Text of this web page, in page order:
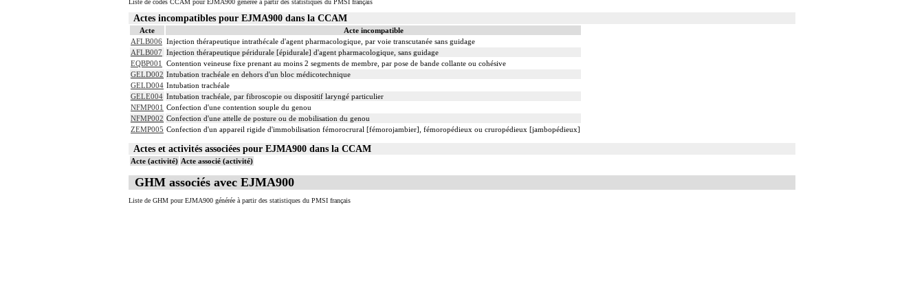
4
Les actes sur le thorax, par thoracotomie incluent l'évacuation de collection intrathoracique associée, la pose de drain pleural et/ou péricardique.
4
Les actes avec dérivation vasculaire [shunt] incluent la pose d'une dérivation inerte ou pulsée, et son ablation.
4
Facturation : les suppléments de numérisation ou la radioscopie de longue durée sous ampli de brillance (chapitre 19) ne peuvent pas être facturés avec les actes diagnostiques ou thérapeutiques
de radiologie vasculaire
Liste de codes CCAM pour EJMA900 générée à partir des statistiques du PMSI français
Actes incompatibles pour EJMA900 dans la CCAM
Acte
Acte incompatible
AFLB006 Injection thérapeutique intrathécale d'agent pharmacologique, par voie transcutanée sans guidage
AFLB007 Injection thérapeutique péridurale [épidurale] d'agent pharmacologique, sans guidage
EQBP001 Contention veineuse fixe prenant au moins 2 segments de membre, par pose de bande collante ou cohésive
GELD002 Intubation trachéale en dehors d'un bloc médicotechnique
GELD004 Intubation trachéale
GELE004 Intubation trachéale, par fibroscopie ou dispositif laryngé particulier
NFMP001 Confection d'une contention souple du genou
NFMP002 Confection d'une attelle de posture ou de mobilisation du genou
ZEMP005 Confection d'un appareil rigide d'immobilisation fémorocrural [fémorojambier], fémoropédieux ou cruropédieux [jambopédieux]
Actes et activités associées pour EJMA900 dans la CCAM
Acte (activité) Acte associé (activité)
GHM associés avec EJMA900
Liste de GHM pour EJMA900 générée à partir des statistiques du PMSI français